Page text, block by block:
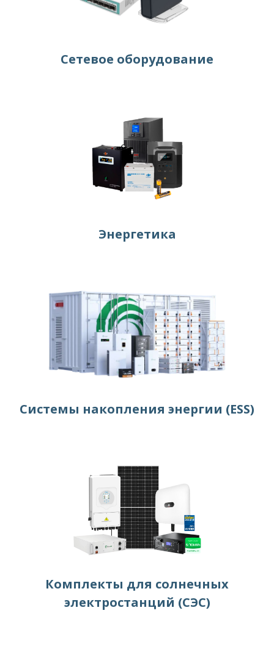
Сетевое оборудование
Энергетика
Системы накопления энергии (ESS)
Комплекты для солнечных
электростанций (СЭС)